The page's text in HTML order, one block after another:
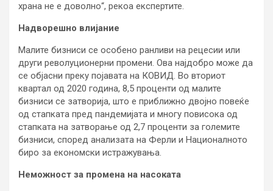
храна не е доволно“, рекоа експертите.
Надворешно влијание
Малите бизниси се особено ранливи на рецесии или
други револуционерни промени. Ова најдобро може да
се објасни преку појавата на КОВИД. Во вториот
квартал од 2020 година, 8,5 проценти од малите
бизниси се затворија, што е приближно двојно повеќе
од стапката пред пандемијата и многу повисока од
стапката на затворање од 2,7 проценти за големите
бизниси, според анализата на Ферли и Националното
биро за економски истражувања.
Неможност за промена на насоката